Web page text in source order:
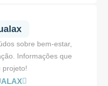
sobre bem-estar,
Informações que
projeto!